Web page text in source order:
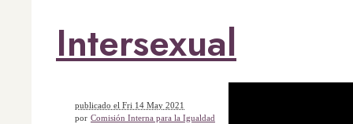
Intersexual
publicado el Fri 14 May 2021
por Comisión Interna para la Igualdad